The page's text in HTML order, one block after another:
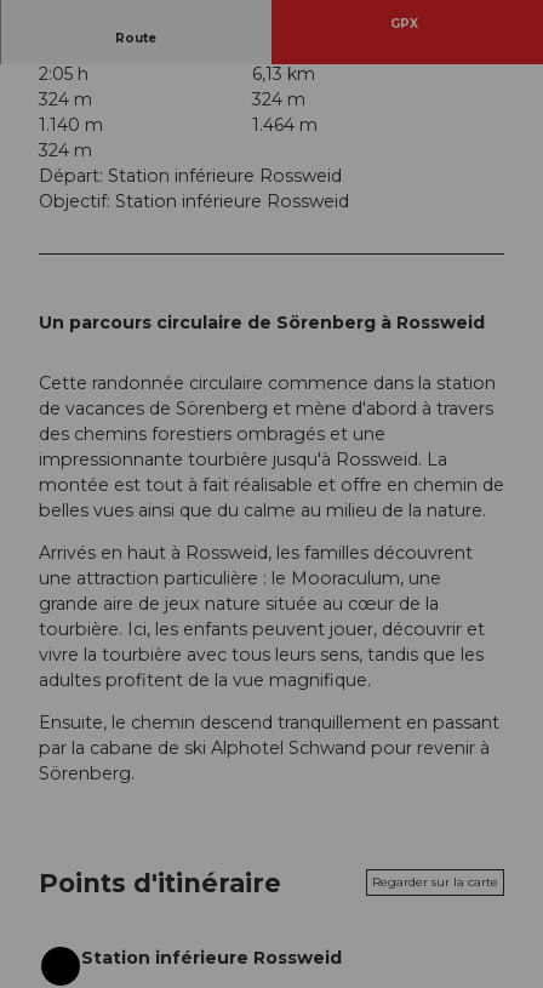
Route
GPX
2:05 h
6,13 km
324 m
324 m
1.140 m
1.464 m
324 m
Départ: Station inférieure Rossweid
Objectif: Station inférieure Rossweid
Un parcours circulaire de Sörenberg à Rossweid
Cette randonnée circulaire commence dans la station
de vacances de Sörenberg et mène d'abord à travers
des chemins forestiers ombragés et une
impressionnante tourbière jusqu'à Rossweid. La
montée est tout à fait réalisable et offre en chemin de
belles vues ainsi que du calme au milieu de la nature.
Arrivés en haut à Rossweid, les familles découvrent
une attraction particulière : le Mooraculum, une
grande aire de jeux nature située au cœur de la
tourbière. Ici, les enfants peuvent jouer, découvrir et
vivre la tourbière avec tous leurs sens, tandis que les
adultes profitent de la vue magnifique.
Ensuite, le chemin descend tranquillement en passant
par la cabane de ski Alphotel Schwand pour revenir à
Sörenberg.
Points d'itinéraire Regarder sur la carte
Départ
Station inférieure Rossweid